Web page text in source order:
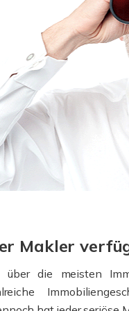
Makler
über die meisten